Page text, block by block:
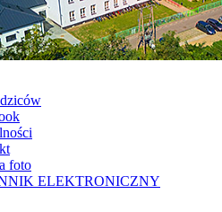
foto
ELEKTRONICZNY